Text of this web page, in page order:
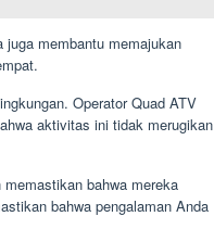
membantu memajukan
Operator Quad ATV
aktivitas ini tidak merugikan
bahwa mereka
bahwa pengalaman Anda